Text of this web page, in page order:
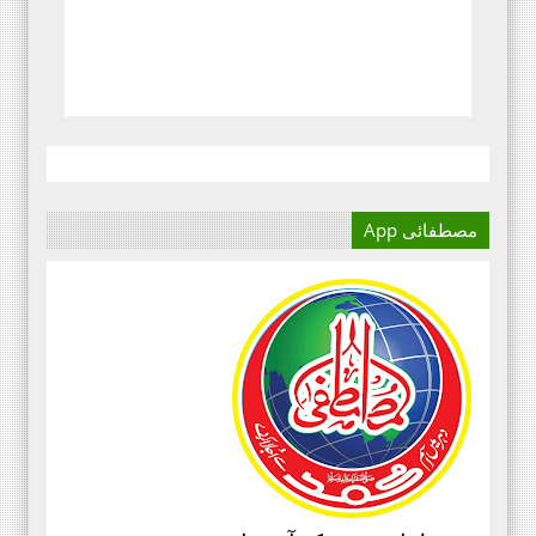
مصطفائی App
آج کا دور میڈیا کا دور ہے۔
اور کسی بھی کاز کے بہترین
نتائج کے لئے اس کی اہمیت سے
انکار نہیں کیا جا سکتا۔سعید
علی عمران مصطفائی تحریک فیصل
آباد ڈویژن ۔
2020ء،مصطفائی تحریک،جناب حافظ